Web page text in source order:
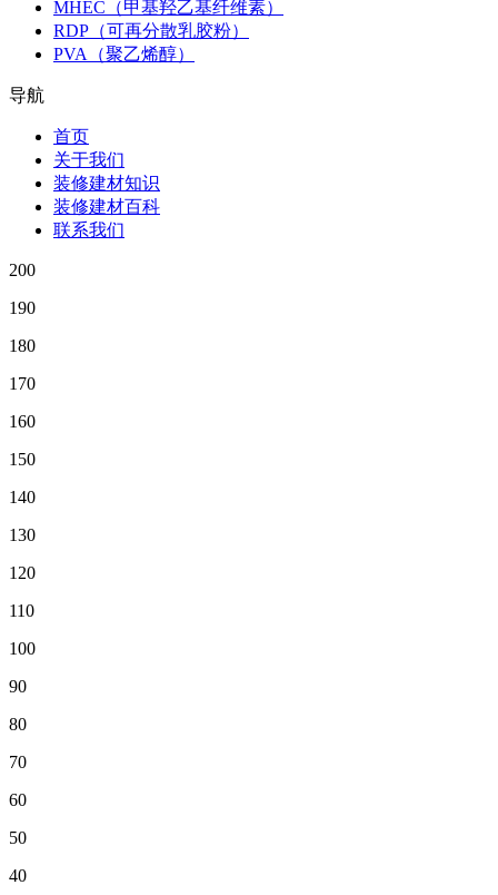
MHEC（甲基羟乙基纤维素）
RDP（可再分散乳胶粉）
PVA（聚乙烯醇）
导航
首页
关于我们
装修建材知识
装修建材百科
联系我们
200
190
180
170
160
150
140
130
120
110
100
90
80
70
60
50
40